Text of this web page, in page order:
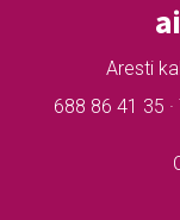
Aresti
688 86 41 35